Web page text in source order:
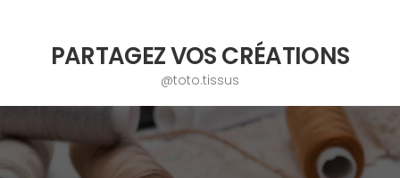
PARTAGEZ VOS CRÉATIONS
@toto.tissus